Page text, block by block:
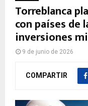
Torreblanca
con países de
inversiones
9 de junio de 2026
COMPARTIR